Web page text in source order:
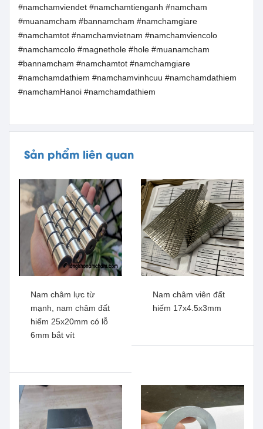
#namchamviendet #namchamtienganh #namcham
#muanamcham #bannamcham #namchamgiare
#namchamtot #namchamvietnam #namchamviencolo
#namchamcolo #magnethole #hole #muanamcham
#bannamcham #namchamtot #namchamgiare
#namchamdathiem #namchamvinhcuu #namchamdathiem
#namchamHanoi #namchamdathiem
Sản phẩm liên quan
Nam châm lực từ
mạnh, nam châm đất
hiếm 25x20mm có lỗ
6mm bắt vít
Nam châm viên đất
hiếm 17x4.5x3mm